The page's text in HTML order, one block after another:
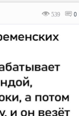
539 0